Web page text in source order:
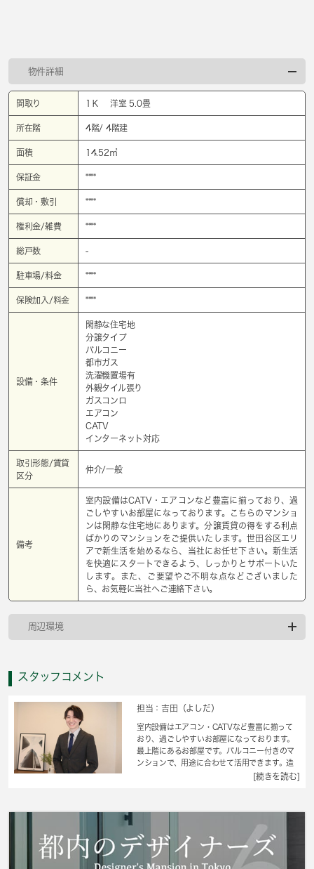
物件詳細
間取り 1Ｋ 洋室 5.0畳
所在階 4階/ 4階建
面積 14.52㎡
保証金 ****
償却・敷引 ****
権利金/雑費 ****
総戸数 -
駐車場/料金 ****
保険加入/料金 ****
設備・条件
閑静な住宅地
分譲タイプ
バルコニー
都市ガス
洗濯機置場有
外観タイル張り
ガスコンロ
エアコン
CATV
インターネット対応
取引形態/賃貸
区分
仲介/一般
備考
室内設備はCATV・エアコンなど豊富に揃っており、過
ごしやすいお部屋になっております。こちらのマンショ
ンは閑静な住宅地にあります。分譲賃貸の得をする利点
ばかりのマンションをご提供いたします。世田谷区エリ
アで新生活を始めるなら、当社にお任せ下さい。新生活
を快適にスタートできるよう、しっかりとサポートいた
します。また、ご要望やご不明な点などございました
ら、お気軽に当社へご連絡下さい。
周辺環境
スタッフコメント
担当：吉田（よしだ）
室内設備はエアコン・CATVなど豊富に揃って
おり、過ごしやすいお部屋になっております。
最上階にあるお部屋です。バルコニー付きのマ
ンションで、用途に合わせて活用できます。造
りとデザインに関して、自信をもって情報を提
南コミュニティは住まい探しを通して、お客様
の不動産情報をお求めなら是非ご利用くださ
い。
[続きを読む]